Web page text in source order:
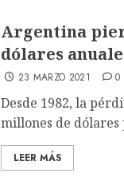
Argentina
dólares
23 MARZO 2021 0
Desde 1982, la
millones de
LEER MÁS